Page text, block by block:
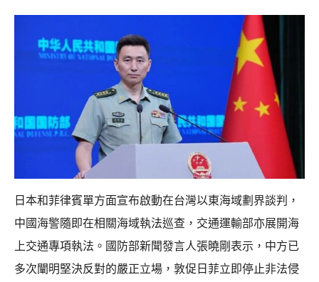
日本和菲律賓單方面宣布啟動在台灣以東海域劃界談判，
中國海警隨即在相關海域執法巡查，交通運輸部亦展開海
上交通專項執法。國防部新聞發言人張曉剛表示，中方已
多次闡明堅決反對的嚴正立場，敦促日菲立即停止非法侵